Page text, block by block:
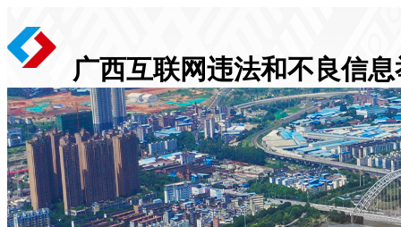
广西互联网违法和不良信